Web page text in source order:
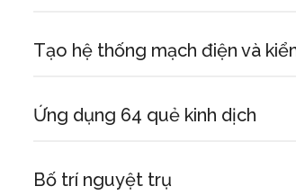
Tạo hệ thống mạch điện và
Ứng dụng 64 quẻ kinh dịch
Bố trí nguyệt trụ